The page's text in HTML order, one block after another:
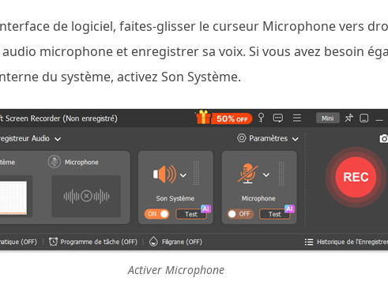
de logiciel, faites-glisser le curseur Microphone vers
microphone et enregistrer sa voix. Si vous avez besoin
du système, activez Son Système.
Activer Microphone